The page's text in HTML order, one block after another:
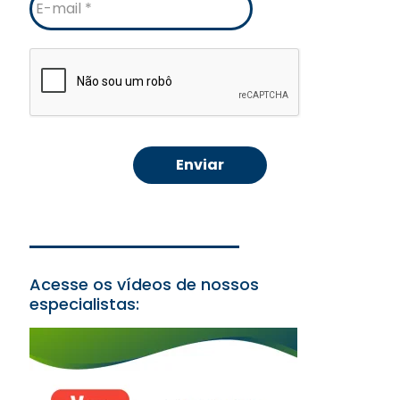
mail
Acesse os vídeos de nossos
especialistas: